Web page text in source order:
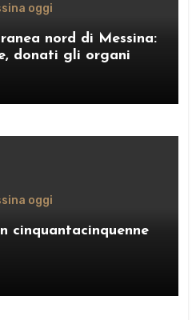
oggi
nord di Messina:
donati gli organi
oggi
cinquantacinquenne